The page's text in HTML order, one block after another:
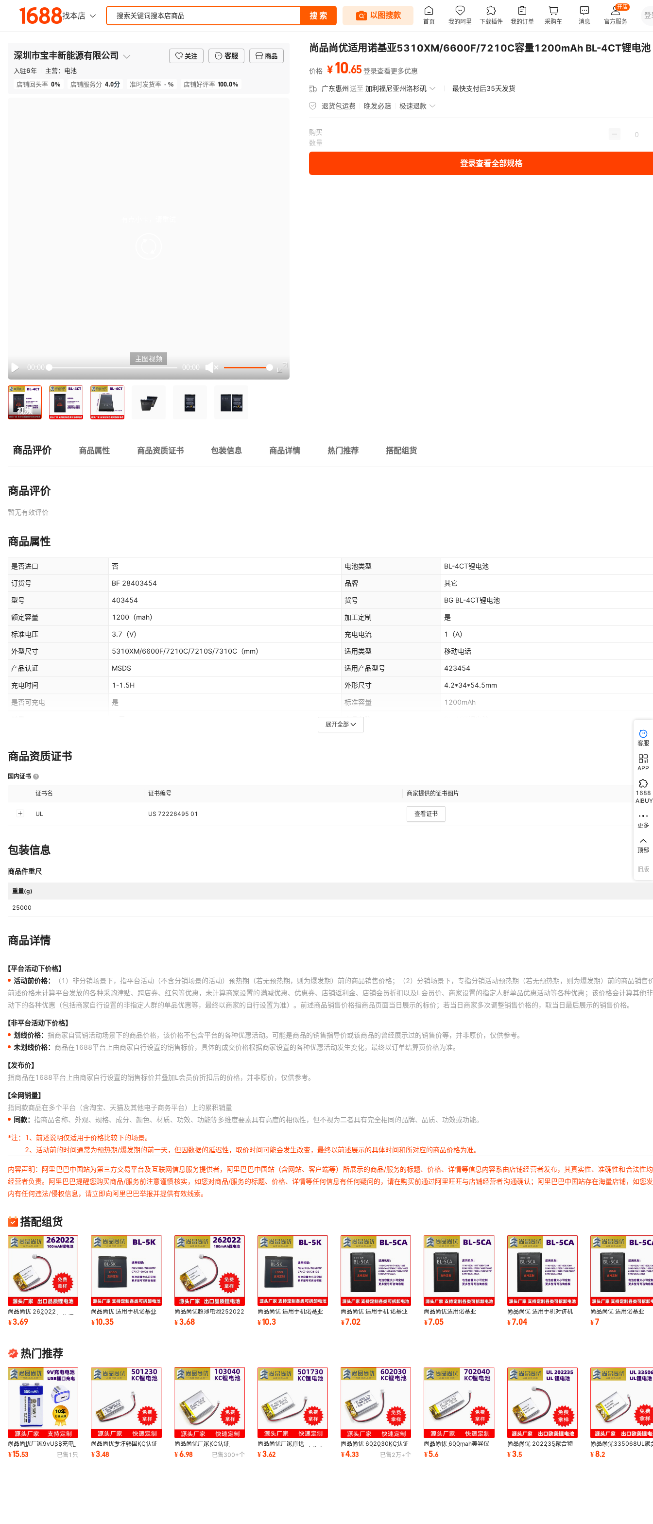
深圳市宝丰新能源有限公司 关注 客服
商品
入驻6年 主营： 电池
店铺回头率 0% 店铺服务分 4.0分 准时发货率 - % 店铺好评率 100.0%
Play
00:00 00:00
主图视频
视频
尚品尚优适用诺基亚5310XM/6600F/7210C容量1200mAh BL-4CT锂电池
价格 ¥10.65 登录查看更多优惠
广东惠州送至 加利福尼亚州洛杉矶 最快支付后35天发货
退货包运费 晚发必赔 极速退款
购买
数量
登录查看全部规格
商品评价 商品属性 商品资质证书 包装信息 商品详情 热门推荐 搭配组货
商品评价
暂无有效评价
商品属性
是否进口 否 电池类型 BL-4CT锂电池
订货号 BF 28403454 品牌 其它
型号 403454 货号 BG BL-4CT锂电池
额定容量 1200 （mah） 加工定制 是
标准电压 3.7 （V） 充电电流 1 （A）
外型尺寸 5310XM/6600F/7210C/7210S/7310C （mm） 适用类型 移动电话
产品认证 MSDS 适用产品型号 423454
充电时间 1-1.5H 外形尺寸 4.2*34*54.5mm
是否可充电 是 标准容量 1200mAh
产品名称
工作温度
是
别名
展开全部
商品资质证书
国内证书
证书名 证书编号 商家提供的证书图片
UL US 72226495 01 查看证书
包装信息
商品件重尺
重量(g)
25000
商品详情
【平台活动下价格】
活动前价格：
（1）非分销场景下，指平台活动（不含分销场景的活动）预热期（若无预热期，则为爆发期）前的商品销售价格；（2）分销场景下，专指分销活动预热期（若无预热期，则为爆发期）前的商品销售
前述价格未计算平台发放的各种采购津贴、跨店券、红包等优惠，未计算商家设置的满减优惠、优惠券、店铺返利金、店铺会员折扣以及L会员价、商家设置的指定人群单品优惠活动等各种优惠；该价格会计算其他
动下的各种优惠（包括商家自行设置的非指定人群的单品优惠等，最终以商家的自行设置为准）。前述商品销售价格指商品页面当日展示的标价；若当日商家多次调整销售价格的，取当日最后展示的销售价格。
【非平台活动下价格】
划线价格： 指商家自营销活动场景下的商品价格，该价格不包含平台的各种优惠活动。可能是商品的销售指导价或该商品的曾经展示过的销售价等，并非原价，仅供参考。
未划线价格： 商品在1688平台上由商家自行设置的销售标价，具体的成交价格根据商家设置的各种优惠活动发生变化，最终以订单结算页价格为准。
【发布价】
指商品在1688平台上由商家自行设置的销售标价并叠加L会员价折扣后的价格，并非原价，仅供参考。
【全网销量】
指同款商品在多个平台（含淘宝、天猫及其他电子商务平台）上的累积销量
同款： 指商品名称、外观、规格、成分、颜色、材质、功效、功能等多维度要素具有高度的相似性，但不视为二者具有完全相同的品牌、品质、功效或功能。
*注：
1、前述说明仅适用于价格比较下的场景。
2、活动前的时间通常为预热期/爆发期的前一天，但因数据的延迟性，取价时间可能会发生改变，最终以前述展示的具体时间和所对应的商品价格为准。
内容声明：阿里巴巴中国站为第三方交易平台及互联网信息服务提供者，阿里巴巴中国站（含网站、客户端等）所展示的商品/服务的标题、价格、详情等信息内容系由店铺经营者发布，其真实性、准确性和合法性
经营者负责。阿里巴巴提醒您购买商品/服务前注意谨慎核实，如您对商品/服务的标题、价格、详情等任何信息有任何疑问的，请在购买前通过阿里旺旺与店铺经营者沟通确认；阿里巴巴中国站存在海量店铺，如您
内有任何违法/侵权信息，请立即向阿里巴巴举报并提供有效线索。
搭配组货
尚品尚优 262022
100mAh 无线鼠标智能门
锁智能手表 KC认证锂电池
¥3.69
尚品尚优 适用手机诺基亚
N85/N86/N868MP容量
1200mAh BL-5K锂电池
¥10.35
尚品尚优超薄电池252022
/262022/302022-
100mAh韩国KC认证锂电
¥3.68
尚品尚优 适用手机诺基亚
C7/C7-00/2610S容量
1200mAh BL-5K锂电池
¥10.3
尚品尚优 适用手机 诺基亚
1681/2505/7500/7070P
BL-5CA锂电池
¥7.02
尚品尚优适用诺基亚
1110/1200/111i/1600/5030/1209
BL-5CA锂电池
¥7.05
尚品尚优 适用手机对讲机
诺基亚
5000/2608/2323C/ BL-
¥7.04
尚品尚优 适用诺基亚
1682/2700C/1680/
BL-5CA锂电池
¥7
热门推荐
尚品尚优厂家9vUSB充电
电池9号550mAh自行车报
警器用高倍量锂电池
¥15.53 已售 1 只
尚品尚优专注韩国KC认证
501230聚合物锂电池
3.7V数码电子产品电池
¥3.48
尚品尚优厂家KC认证
1300mAh美容仪电池
103040KC认证聚合物锂
¥6.98 已售300+个
尚品尚优厂家直供
501730KC认证聚合物电
池 高倍率电动玩具锂电池
¥3.62
尚品尚优 602030KC认证
锂电池 LED灯蓝牙音箱
300mAh聚合物锂电池
¥4.33 已售2万+个
尚品尚优 600mah美容仪
器聚合物锂电池kc
6702040聚合物锂电池kc
¥5.6
尚品尚优 202235聚合物
锂电池 出口随身听小灯具
100mAhUL锂电池
¥3.5
尚品尚优335068UL聚
物锂电池 1300mAh随
音箱出口认证锂电池
¥8.2
客服
APP
1688
AIBUY
更多
顶部
旧版